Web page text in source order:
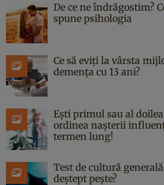
De ce ne îndrăgostim?
spune psihologia
Ce să eviți la vârsta
demența cu 13 ani?
Ești primul sau al
ordinea nașterii
termen lung!
Test de cultură
deștept pește?